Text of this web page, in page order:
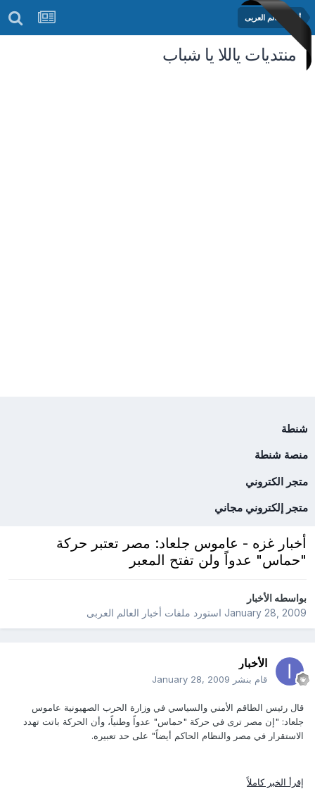
أخبار العالم العربى
منتديات ياللا يا شباب
شنطة
منصة شنطة
متجر الكتروني
متجر إلكتروني مجاني
أخبار غزه - عاموس جلعاد: مصر تعتبر حركة
"حماس" عدواً ولن تفتح المعبر
بواسطهالأخبار
January 28, 2009استورد ملفات أخبار العالم العربى
الأخبار
قام بنشر January 28, 2009
قال رئيس الطاقم الأمني والسياسي في وزارة الحرب الصهيونية عاموس
جلعاد: "إن مصر ترى في حركة "حماس" عدواً وطنياً، وأن الحركة باتت تهدد
الاستقرار في مصر والنظام الحاكم أيضاً" على حد تعبيره.
إقرأ الخبر كاملاً